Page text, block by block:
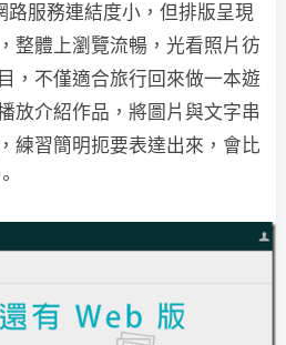
路服務連結度小，但排版呈現
整體上瀏覽流暢，光看照片彷
，不僅適合旅行回來做一本遊
放介紹作品，將圖片與文字串
練習簡明扼要表達出來，會比